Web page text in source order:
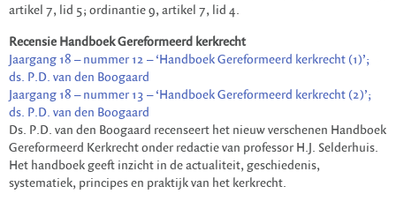
artikel 7, lid 5; ordinantie 9, artikel 7, lid 4.
Recensie Handboek Gereformeerd kerkrecht
Jaargang 18 – nummer 12 – ‘Handboek Gereformeerd kerkrecht (1)’;
ds. P.D. van den Boogaard
Jaargang 18 – nummer 13 – ‘Handboek Gereformeerd kerkrecht (2)’;
ds. P.D. van den Boogaard
Ds. P.D. van den Boogaard recenseert het nieuw verschenen Handboek
Gereformeerd Kerkrecht onder redactie van professor H.J. Selderhuis.
Het handboek geeft inzicht in de actualiteit, geschiedenis,
systematiek, principes en praktijk van het kerkrecht.